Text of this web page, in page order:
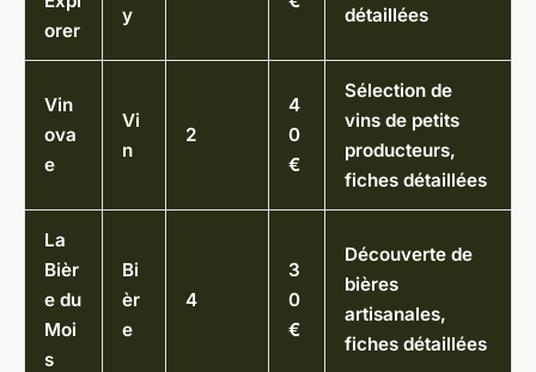
orer
y détaillées
Vin
ova
e
Vi
n
2
4
0
€
Sélection de
vins de petits
producteurs,
fiches détaillées
La
Bièr
e du
Moi
s
Bi
èr
e
4
3
0
€
Découverte de
bières
artisanales,
fiches détaillées